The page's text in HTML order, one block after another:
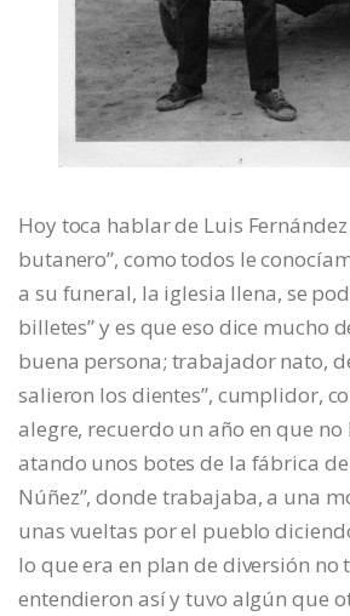
Hoy toca hablar de Luis Fernández
butanero”, como todos le
a su funeral, la iglesia llena, se
billetes” y es que eso dice mucho
buena persona; trabajador nato,
salieron los dientes”, cumplidor,
alegre, recuerdo un año en que no
atando unos botes de la fábrica de
Núñez”, donde trabajaba, a una
unas vueltas por el pueblo
lo que era en plan de diversión no
entendieron así y tuvo algún que